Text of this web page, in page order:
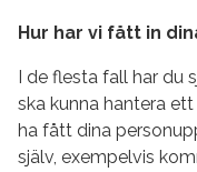
Hur har vi fått in
I de flesta fall har du
ska kunna hantera
ha fått dina
själv, exempelvis